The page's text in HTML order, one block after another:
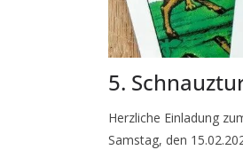
5.
Herzliche Einladung
Samstag, den